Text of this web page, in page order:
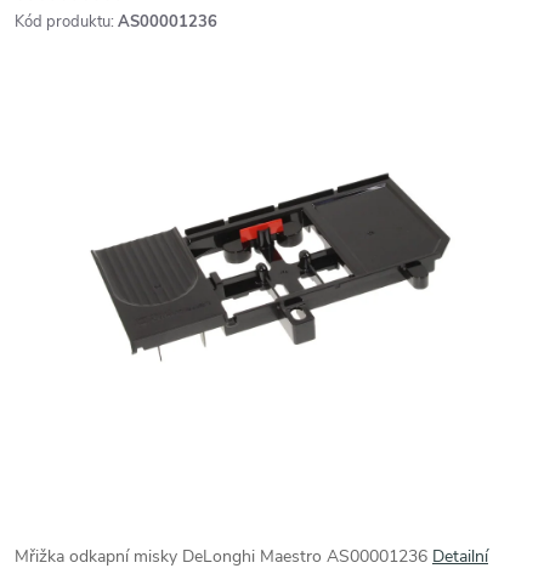
Kód produktu: AS00001236
Mřižka odkapní misky DeLonghi Maestro AS00001236 Detailní